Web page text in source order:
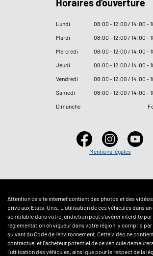
Horaires d'ouverture
Lundi 08:00 - 12:00 / 14:00 -
Mardi
08:00 - 12:00 / 14:00 -
Mercredi
08:00 - 12:00 / 14:00 -
Jeudi
08:00 - 12:00 / 14:00 -
Vendredi
08:00 - 12:00 / 14:00 -
Samedi
08:00 - 12:00 / 14:00 -
Dimanche
Mentions légales
Attention ce site internet contient des photos et des
privé aux Etats-Unis. L'utilisation de ces véhicules dans
semblable dans votre juridiction peut s'avérer interdite
réglementation en vigueur dans votre région, y compris
suivant du Code de l'environnement. Cette vidéo ne
contractuel et l'acheteur potentiel de ce véhicule
l'utilisation des véhicules, ainsi que pour le respect de la